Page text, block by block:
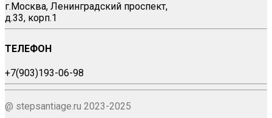
г.Москва, Ленинградский проспект,
д.33, корп.1
ТЕЛЕФОН
+7(903)193-06-98
@ stepsantiage.ru 2023-2025